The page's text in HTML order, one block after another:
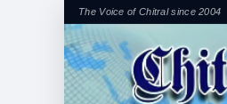
The Voice of Chitral since 2004